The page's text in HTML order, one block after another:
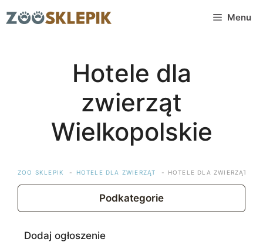
do
Menu
Hotele dla
zwierząt
Wielkopolskie
ZOO SKLEPIK HOTELE DLA ZWIERZĄT HOTELE DLA ZWIERZĄT
Podkategorie
Dodaj ogłoszenie